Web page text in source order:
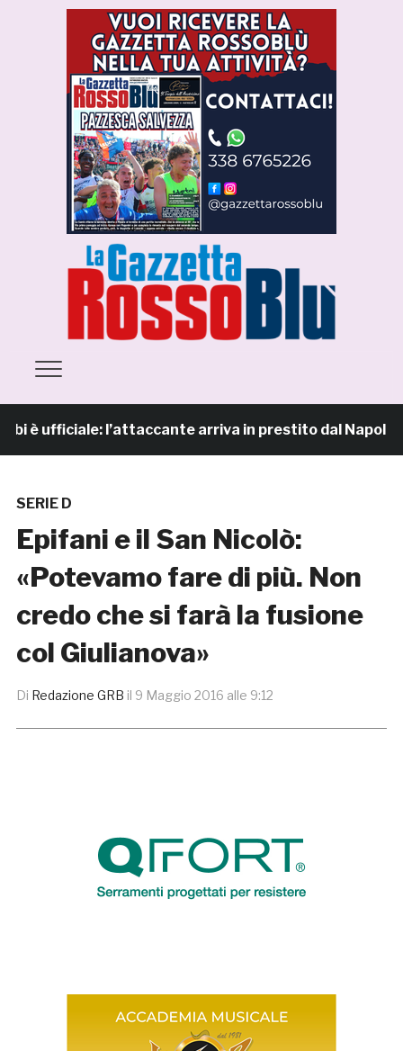
è ufficiale: l’attaccante arriva in prestito dal Napoli
SERIE D
Epifani e il San Nicolò:
«Potevamo fare di più. Non
credo che si farà la fusione
col Giulianova»
Di Redazione GRB il 9 Maggio 2016 alle 9:12